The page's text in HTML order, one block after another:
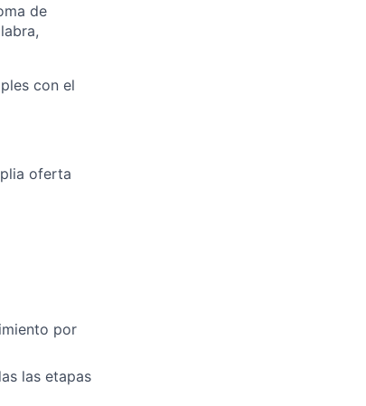
de
con el
oferta
por
las etapas